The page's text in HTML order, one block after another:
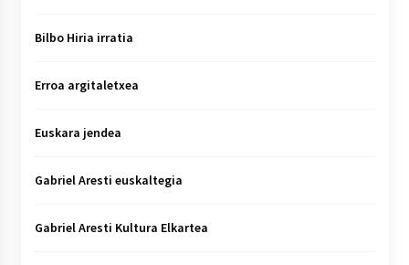
Bilbo Hiria irratia
Erroa argitaletxea
Euskara jendea
Gabriel Aresti euskaltegia
Gabriel Aresti Kultura Elkartea